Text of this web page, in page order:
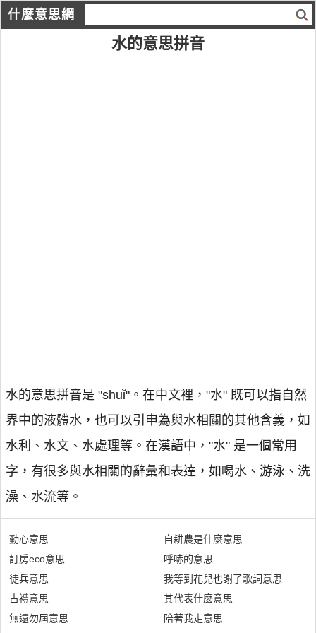
什麼意思網
水的意思拼音
水的意思拼音是 "shuǐ"。在中文裡，"水" 既可以指自然
界中的液體水，也可以引申為與水相關的其他含義，如
水利、水文、水處理等。在漢語中，"水" 是一個常用
字，有很多與水相關的辭彙和表達，如喝水、游泳、洗
澡、水流等。
勤心意思
訂房eco意思
徒兵意思
古禮意思
無遠勿屆意思
自耕農是什麼意思
呼哧的意思
我等到花兒也謝了歌詞意思
其代表什麼意思
陪著我走意思